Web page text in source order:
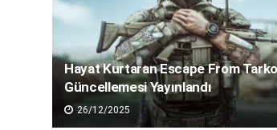
Hayat Kurtaran Escape From
Güncellemesi Yayınlandı
26/12/2025